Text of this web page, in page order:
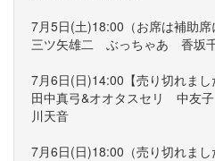
7月5日(土)18:00（お席は補助席
三ツ矢雄二 ぶっちゃあ 香
7月6日(日)14:00【売り切れまし
田中真弓&オオタスセリ 中友
川天音
7月6日(日)18:00（売り切れまし